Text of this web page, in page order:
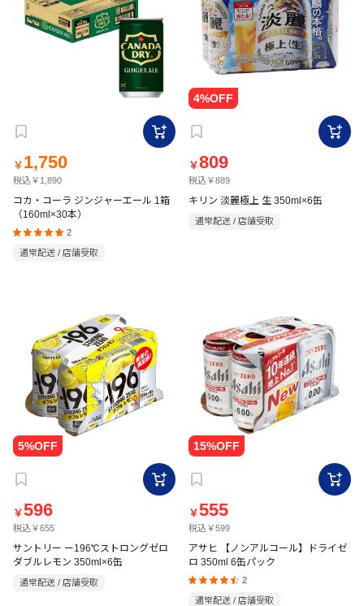
￥ 1,750
税込￥1,890
コカ・コーラ ジンジャーエール 1箱
（160ml×30本）
2
通常配送 / 店舗受取
￥809
税込￥889
キリン 淡麗極上 生 350ml×6缶
通常配送 / 店舗受取
￥596
税込￥655
サントリー ー196℃ストロングゼロ
ダブルレモン 350ml×6缶
通常配送 / 店舗受取
￥555
税込￥599
アサヒ 【ノンアルコール】ドライゼ
ロ 350ml 6缶パック
2
通常配送 / 店舗受取